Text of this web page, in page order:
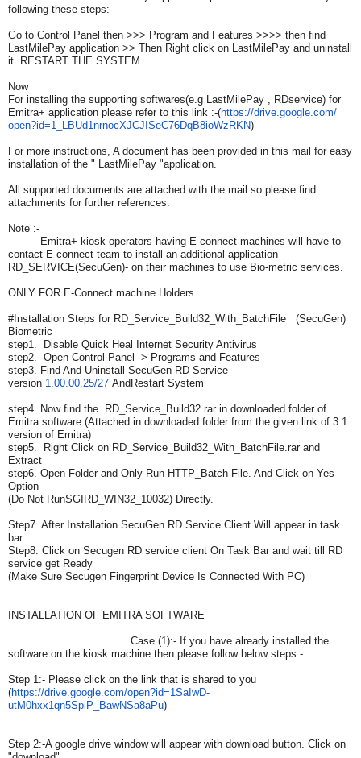
following these steps:-
Go to Control Panel then >>> Program and Features >>>> then find
LastMilePay application >> Then Right click on LastMilePay and uninstall
it. RESTART THE SYSTEM.
Now
For installing the supporting softwares(e.g LastMilePay , RDservice) for
Emitra+ application please refer to this link :-(https://drive.google.com/
open?id=1_ LBUd1nrnocXJCJISeC76DqB8ioWzRKN)
For more instructions, A document has been provided in this mail for easy
installation of the " LastMilePay "application.
All supported documents are attached with the mail so please find
attachments for further references.
Note :-
Emitra+ kiosk operators having E-connect machines will have to
contact E-connect team to install an additional application -
RD_SERVICE(SecuGen)- on their machines to use Bio-metric services.
ONLY FOR E-Connect machine Holders.
#Installation Steps for RD_Service_Build32_With_ BatchFile (SecuGen)
Biometric
step1. Disable Quick Heal Internet Security Antivirus
step2. Open Control Panel -> Programs and Features
step3. Find And Uninstall SecuGen RD Service
version 1.00.00.25/27 AndRestart System
step4. Now find the RD_Service_Build32.rar in downloaded folder of
Emitra software.(Attached in downloaded folder from the given link of 3.1
version of Emitra)
step5. Right Click on RD_Service_Build32_With_ BatchFile.rar and
Extract
step6. Open Folder and Only Run HTTP_Batch File. And Click on Yes
Option
(Do Not RunSGIRD_WIN32_10032) Directly.
Step7. After Installation SecuGen RD Service Client Will appear in task
bar
Step8. Click on Secugen RD service client On Task Bar and wait till RD
service get Ready
(Make Sure Secugen Fingerprint Device Is Connected With PC)
INSTALLATION OF EMITRA SOFTWARE
Case (1):- If you have already installed the
software on the kiosk machine then please follow below steps:-
Step 1:- Please click on the link that is shared to you
(https://drive.google.com/open?id=1SaIwD-
utM0hxx1qn5SpiP_BawNSa8aPu)
Step 2:-A google drive window will appear with download button. Click on